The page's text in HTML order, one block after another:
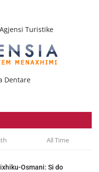
Turistike
Dentare
All Time
Osmani: Si do